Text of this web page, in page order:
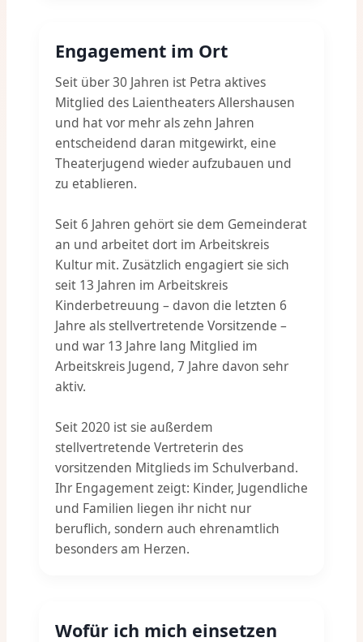
Engagement im Ort
Seit über 30 Jahren ist Petra aktives
Mitglied des Laientheaters Allershausen
und hat vor mehr als zehn Jahren
entscheidend daran mitgewirkt, eine
Theaterjugend wieder aufzubauen und
zu etablieren.
Seit 6 Jahren gehört sie dem Gemeinderat
an und arbeitet dort im Arbeitskreis
Kultur mit. Zusätzlich engagiert sie sich
seit 13 Jahren im Arbeitskreis
Kinderbetreuung – davon die letzten 6
Jahre als stellvertretende Vorsitzende –
und war 13 Jahre lang Mitglied im
Arbeitskreis Jugend, 7 Jahre davon sehr
aktiv.
Seit 2020 ist sie außerdem
stellvertretende Vertreterin des
vorsitzenden Mitglieds im Schulverband.
Ihr Engagement zeigt: Kinder, Jugendliche
und Familien liegen ihr nicht nur
beruflich, sondern auch ehrenamtlich
besonders am Herzen.
Wofür ich mich einsetzen